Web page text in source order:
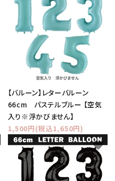
【バルーン】レターバルーン
66cm パステルブルー 【空気
入り※浮かびません】
1,500円(税込1,650円)
favorite